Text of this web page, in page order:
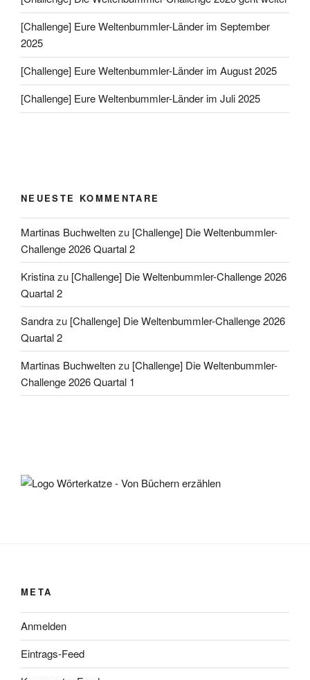
[Challenge] Eure Weltenbummler-Länder im September
2025
[Challenge] Eure Weltenbummler-Länder im August 2025
[Challenge] Eure Weltenbummler-Länder im Juli 2025
NEUESTE KOMMENTARE
Martinas Buchweltenzu [Challenge] Die Weltenbummler-
Challenge 2026 Quartal 2
Kristinazu [Challenge] Die Weltenbummler-Challenge 2026
Quartal 2
Sandrazu [Challenge] Die Weltenbummler-Challenge 2026
Quartal 2
Martinas Buchweltenzu [Challenge] Die Weltenbummler-
Challenge 2026 Quartal 1
META
Anmelden
Eintrags-Feed